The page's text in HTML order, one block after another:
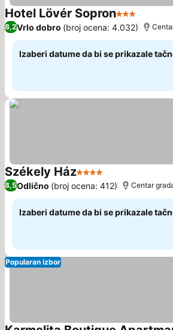
Hotel Lövér Sopron3 Zvezdice
8,2Vrlo dobro (broj ocena: 4.032)
Izaberi datume da bi se prikazale
Székely Ház4 ZvezdicePogledaj cene
8,5Odlično (broj ocena: 412) Centar
Izaberi datume da bi se prikazale
Popularan izbor